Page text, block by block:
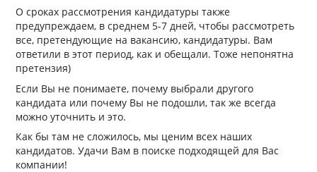
О сроках рассмотрения кандидатуры также
предупреждаем, в среднем 5-7 дней, чтобы рассмотреть
все, претендующие на вакансию, кандидатуры. Вам
ответили в этот период, как и обещали. Тоже непонятна
претензия)
Если Вы не понимаете, почему выбрали другого
кандидата или почему Вы не подошли, так же всегда
можно уточнить и это.
Как бы там не сложилось, мы ценим всех наших
кандидатов. Удачи Вам в поиске подходящей для Вас
компании!